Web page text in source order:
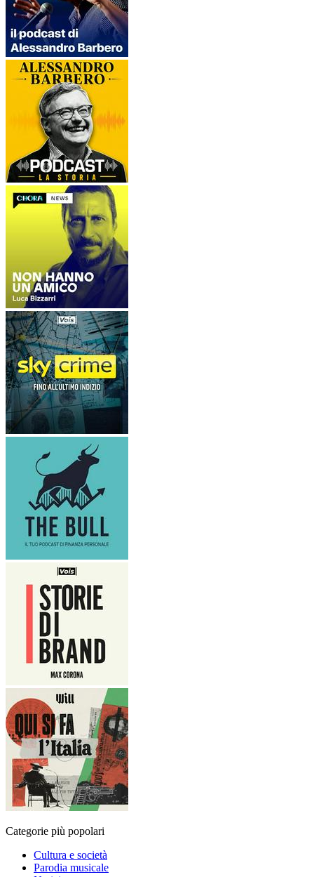
Categorie più popolari
Cultura e società
Parodia musicale